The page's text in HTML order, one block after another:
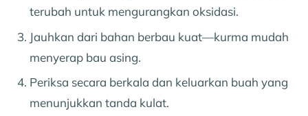
terubah untuk mengurangkan oksidasi.
Jauhkan dari bahan berbau kuat—kurma mudah
menyerap bau asing.
Periksa secara berkala dan keluarkan buah yang
menunjukkan tanda kulat.